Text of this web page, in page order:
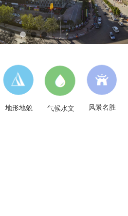
1 2 3
地形地貌 气候水文 风景名胜